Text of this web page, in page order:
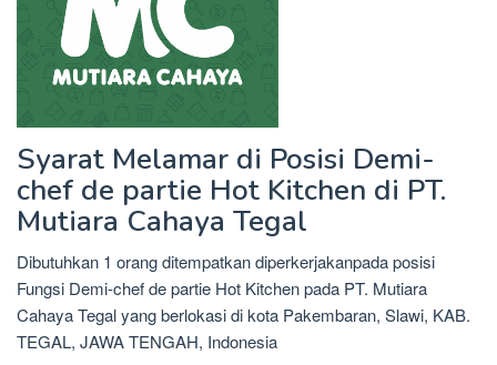
Syarat Melamar di Posisi Demi-
chef de partie Hot Kitchen di PT.
Mutiara Cahaya Tegal
Dibutuhkan 1 orang ditempatkan diperkerjakanpada posisi
Fungsi Demi-chef de partie Hot Kitchen pada PT. Mutiara
Cahaya Tegal yang berlokasi di kota Pakembaran, Slawi, KAB.
TEGAL, JAWA TENGAH, Indonesia